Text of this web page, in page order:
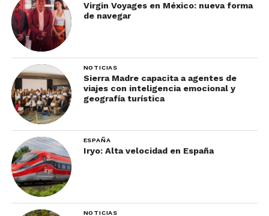
Virgin Voyages en México: nueva forma
de navegar
NOTICIAS
Sierra Madre capacita a agentes de
viajes con inteligencia emocional y
geografía turística
ESPAÑA
Iryo: Alta velocidad en España
NOTICIAS